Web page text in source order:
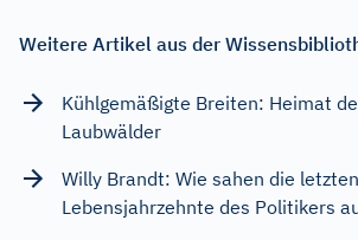
Weitere Artikel aus der
Kühlgemäßigte Breiten: Heimat
Laubwälder
Willy Brandt: Wie sahen die letzten
Lebensjahrzehnte des Politikers